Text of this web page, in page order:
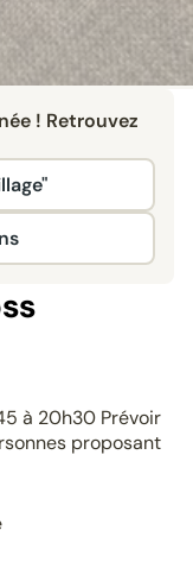
! Retrouvez
à 20h30 Prévoir
proposant